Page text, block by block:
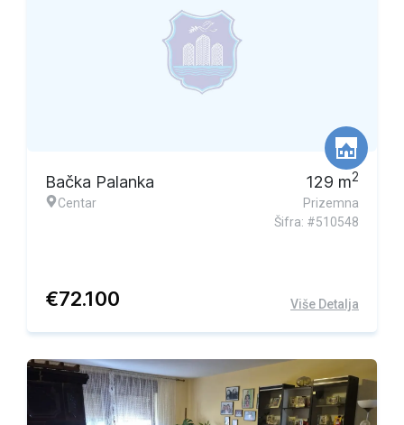
Bačka Palanka
Centar
129 m2
Prizemna
Šifra: #510548
€72.100 Više Detalja